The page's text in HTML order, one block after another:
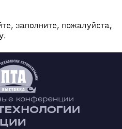
заполните, пожалуйста,
конференции